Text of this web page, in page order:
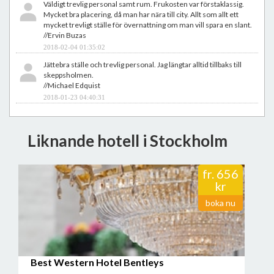
Väldigt trevlig personal samt rum. Frukosten var förstaklassig.
Mycket bra placering, då man har nära till city. Allt som allt ett
mycket trevligt ställe för övernattning om man vill spara en slant.
//Ervin Buzas
2018-02-04 01:35:02
Jättebra ställe och trevlig personal. Jag längtar alltid tillbaks till
skeppsholmen.
//Michael Edquist
2018-01-23 04:40:31
Kaptenshytten är fantastisk!
2018-01-15 09:16:17
asylsökande där nu..
//Johan Rombing
2018-01-04 15:50:02
En positiv upplevelse. Rekommenderas.
//Gunnar Eugen
2017-12-13 23:08:42
Bodde på skeppet, otroligt med närheten till vattnet och vacker
utsikt. Välstädat! Frukost får man köpa extra. Trångt och bullrigt vid
frukosten, lokalen verkar underdimensionerad.
Liknande hotell i Stockholm
fr. 656
kr
boka nu
Best Western Hotel Bentleys